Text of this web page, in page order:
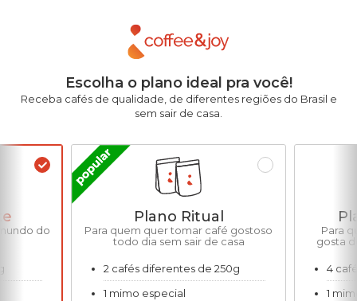
Escolha o plano ideal pra você!
Receba cafés de qualidade, de diferentes regiões do Brasil e
sem sair de casa.
do
Plano Ritual
Para quem quer tomar café gostoso
todo dia sem sair de casa
2 cafés diferentes de 250g
1 mimo especial
Para
gosta
4
1